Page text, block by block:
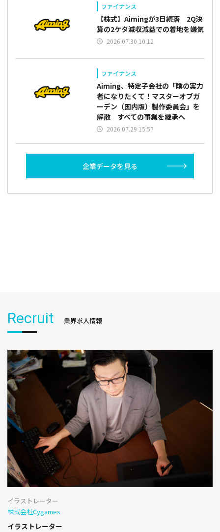
ファイナンス
【株式】Aimingが3日続落 2Q決
算の2ケタ減収減益での着地を嫌気
2026.07.30 10:12
ファイナンス
Aiming、特定子会社の「陰の実力
者になりたくて！マスターオブガ
ーデン（国内版）製作委員会」を
解散 すべての事業を継承へ
2026.07.29 15:57
企業データを見る
Recruit 業界求人情報
イラストレーター
株式会社Cygames
イラストレーター